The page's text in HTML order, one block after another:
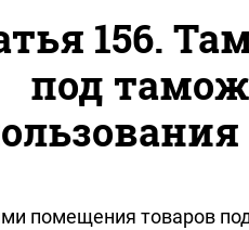
156.
под
помещения товаров